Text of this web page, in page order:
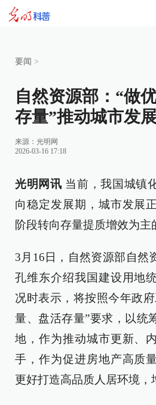
要闻 >
自然资源部：“做
存量”推动城市发
来源： 光明网
2026-03-16 17:18
光明网讯 当前，我国城镇
向稳定发展期，城市发展
阶段转向存量提质增效为主
3月16日，自然资源部自然
孔维东介绍我国建设用地
况时表示，将按照今年政
量、盘活存量”要求，以统
地，作为推动城市更新、
手，作为促进房地产高质
更好打造高品质人居环境，